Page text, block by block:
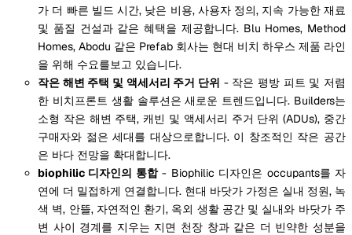
가 더 빠른 빌드 시간, 낮은 비용, 사용자 정의, 지속 가능한 재료
및 품질 건설과 같은 혜택을 제공합니다. Blu Homes, Method
Homes, Abodu 같은 Prefab 회사는 현대 비치 하우스 제품 라인
을 위해 수요를보고 있습니다.
작은 해변 주택 및 액세서리 주거 단위 - 작은 평방 피트 및 저렴
한 비치프론트 생활 솔루션은 새로운 트렌드입니다. Builders는
소형 작은 해변 주택, 캐빈 및 액세서리 주거 단위 (ADUs), 중간
구매자와 젊은 세대를 대상으로합니다. 이 창조적인 작은 공간
은 바다 전망을 확대합니다.
biophilic 디자인의 통합- Biophilic 디자인은 occupants를 자
연에 더 밀접하게 연결합니다. 현대 바닷가 가정은 실내 정원, 녹
색 벽, 안뜰, 자연적인 환기, 옥외 생활 공간 및 실내와 바닷가 주
변 사이 경계를 지우는 지면 천장 창과 같은 더 빈약한 성분을